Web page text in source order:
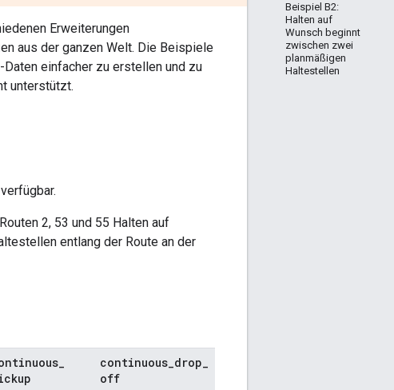
Beispiel B2:
Halten auf
Wunsch beginnt
zwischen zwei
planmäßigen
Haltestellen
Erweiterungen
aus der ganzen Welt. Die Beispiele
einfacher zu erstellen und zu
unterstützt.
verfügbar.
2, 53 und 55 Halten auf
entlang der Route an der
continuous drop
off